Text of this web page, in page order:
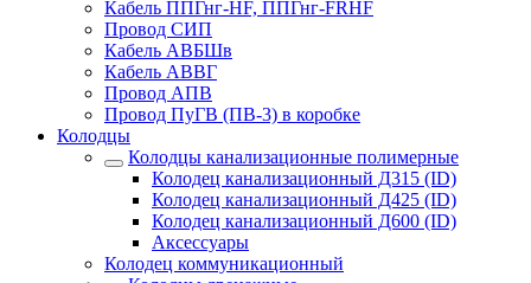
Кабель ППГнг-HF, ППГнг-FRHF
Провод СИП
Кабель АВБШв
Кабель АВВГ
Провод АПВ
Провод ПуГВ (ПВ-3) в коробке
Колодцы
Колодцы канализационные полимерные
Колодец канализационный Д315 (ID)
Колодец канализационный Д425 (ID)
Колодец канализационный Д600 (ID)
Аксессуары
Колодец коммуникационный